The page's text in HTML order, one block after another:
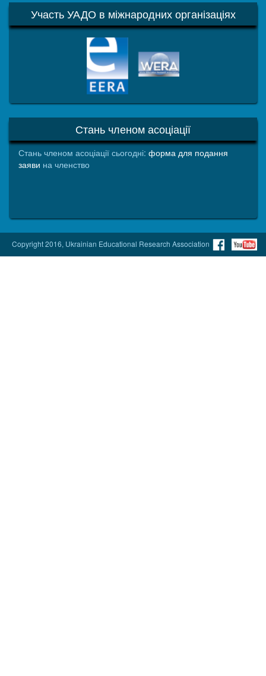
Участь УАДО в міжнародних організаціях
Стань членом асоціації
Стань членом асоціації сьогодні: форма для подання
заяви на членство
Copyright 2016, Ukrainian Educational Research Association